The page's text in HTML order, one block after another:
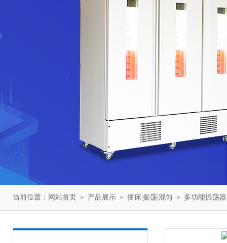
当前位置： 网站首页 ＞ 产品展示 ＞ 摇床|振荡|混匀 ＞ 多功能振荡器